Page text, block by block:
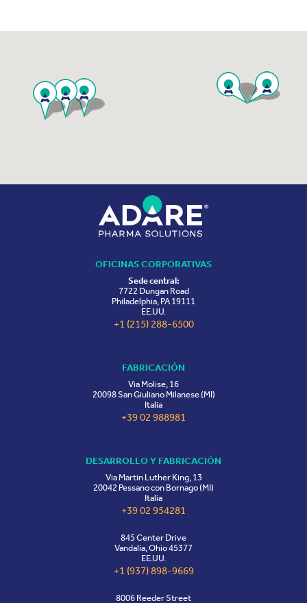
OFICINAS CORPORATIVAS
Sede central:
7722 Dungan Road
Philadelphia, PA 19111
EE.UU.
+1 (215) 288-6500
FABRICACIÓN
Via Molise, 16
20098 San Giuliano Milanese (MI)
Italia
+39 02 988981
DESARROLLO Y FABRICACIÓN
Via Martin Luther King, 13
20042 Pessano con Bornago (MI)
Italia
+39 02 954281
845 Center Drive
Vandalia, Ohio 45377
EE.UU.
+1 (937) 898-9669
8006 Reeder Street